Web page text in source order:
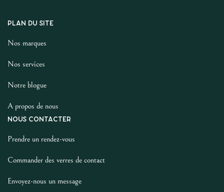
PLAN DU SITE
Nos marques
Nos services
Notre blogue
A propos de nous
NOUS CONTACTER
Prendre un rendez-vous
Commander des verres de contact
Envoyez-nous un message